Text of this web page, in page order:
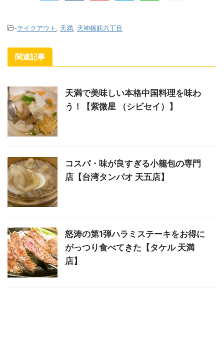
-テイクアウト 天満 天神橋筋六丁目
関連記事
天満で美味しい本格中国料理を味わ
う！【紫微星 （シビセイ）】
コスパ・味が良すぎる小籠包の専門
店【台湾タンパオ 天五店】
怒涛の第1弾ハラミステーキをお得に
がっつり食べてきた【タケル 天満
店】